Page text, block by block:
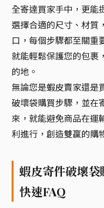
全寄達買家手中，更能
選擇合適的尺寸、材質
口，每個步驟都至關重
就能輕鬆保護您的包裹
的地。
無論您是蝦皮賣家還是
破壞袋購買步驟，並在
來，就能避免商品在運
利進行，創造雙贏的購
蝦皮寄件破壞
快速FAQ